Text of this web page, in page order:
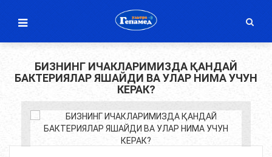
БИЗНИНГ ИЧАКЛАРИМИЗДА ҚАНДАЙ
БАКТЕРИЯЛАР ЯШАЙДИ ВА УЛАР НИМА УЧУН
КЕРАК?